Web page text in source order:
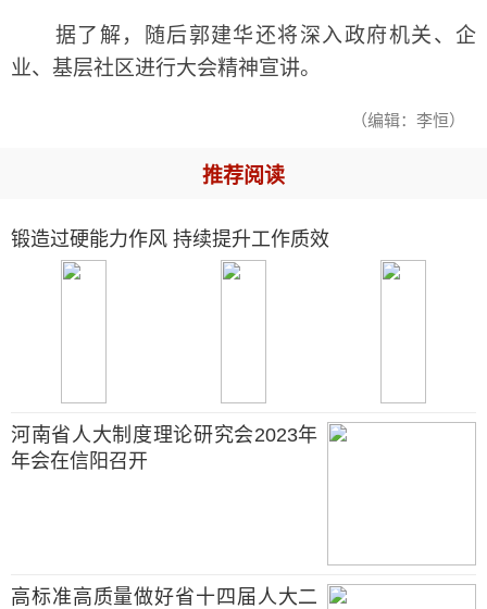
据了解，随后郭建华还将深入政府机关、企
业、基层社区进行大会精神宣讲。
（编辑：李恒）
推荐阅读
锻造过硬能力作风 持续提升工作质效
河南省人大制度理论研究会2023年
年会在信阳召开
高标准高质量做好省十四届人大二